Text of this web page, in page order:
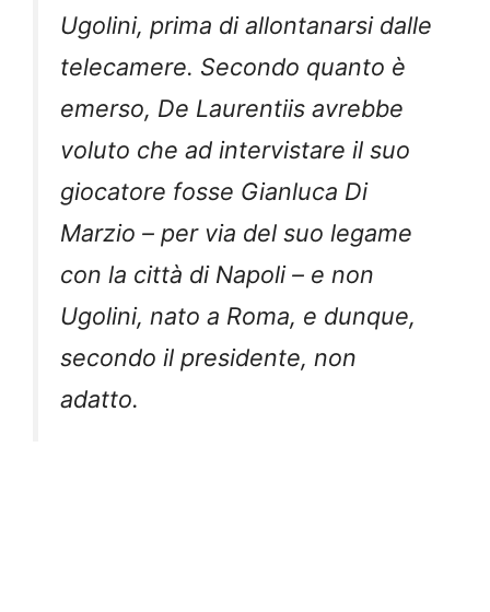
Ugolini, prima di allontanarsi dalle
telecamere. Secondo quanto è
emerso, De Laurentiis avrebbe
voluto che ad intervistare il suo
giocatore fosse Gianluca Di
Marzio – per via del suo legame
con la città di Napoli – e non
Ugolini, nato a Roma, e dunque,
secondo il presidente, non
adatto.